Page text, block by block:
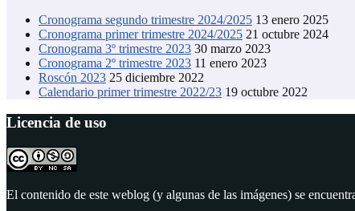
Cronograma segundo trimestre 2024/2025 13 enero 2025
Cronograma primer trimestre 2024/2025 21 octubre 2024
Cronograma 3º trimestre 2023 30 marzo 2023
Cronograma 2º trimestre 2023 11 enero 2023
Roscón 2023 25 diciembre 2022
Calendario primer trimestre 2022/23 19 octubre 2022
Licencia de uso
El contenido de este weblog (y algunas de las imágenes) se